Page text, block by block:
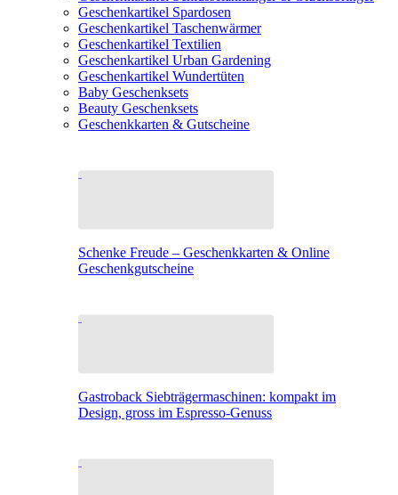
Geschenkartikel Spardosen
Geschenkartikel Taschenwärmer
Geschenkartikel Textilien
Geschenkartikel Urban Gardening
Geschenkartikel Wundertüten
Baby Geschenksets
Beauty Geschenksets
Geschenkkarten & Gutscheine
Schenke Freude – Geschenkkarten & Online
Geschenkgutscheine
Gastroback Siebträgermaschinen: kompakt im
Design, gross im Espresso-Genuss